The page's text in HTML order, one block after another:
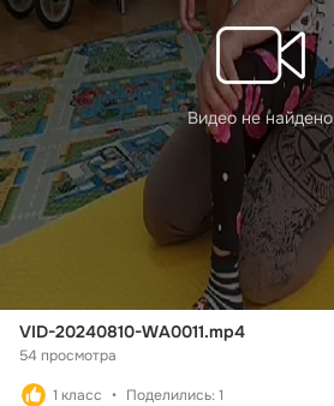
Видео не найдено
VID-20240810-WA0011.mp4
54 просмотра
1 класс Поделились: 1